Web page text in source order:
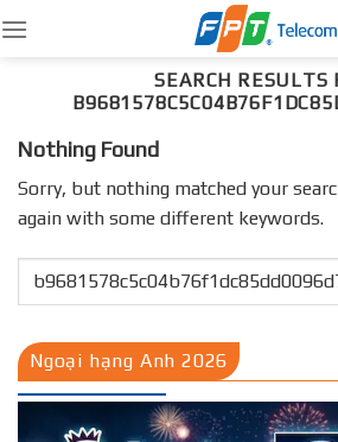
to
SEARCH RESULTS
Nothing Found
Sorry, but nothing matched your
again with some different keywords.
Ngoại hạng Anh 2026